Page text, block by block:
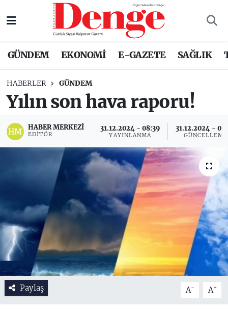
GÜNDEM EKONOMİ E-GAZETE SAĞLIK
HABERLER GÜNDEM
Yılın son hava raporu!
HABER MERKEZI
EDITÖR
31.12.2024 - 08:39
YAYINLANMA
31.12.2024 -
GÜNCELLEME
Paylaş A- A+
Nöbetçi Eczaneler
Trafik Durumu
Son Dakika Haberleri
Haber Arşivi